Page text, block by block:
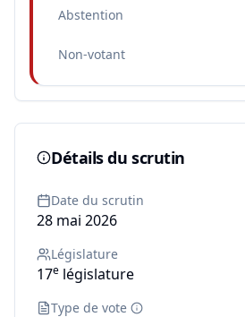
Abstention
Non-votant
Détails du scrutin
Date du scrutin
28 mai 2026
Législature
17e législature
Type de vote